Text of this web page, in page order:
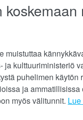
muistuttaa
ja kulttuuriministeriö
puhelimen käytön
ja
myös välitunnit.